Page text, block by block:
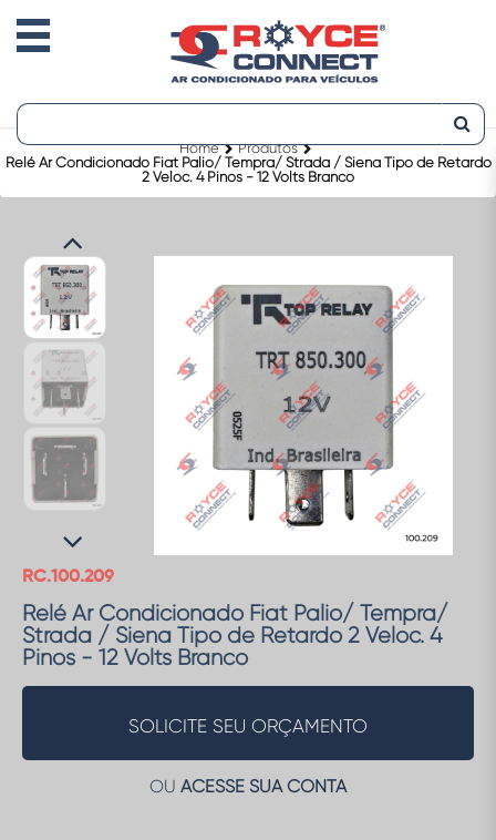
Home
Produtos
Relé Ar Condicionado Fiat Palio/ Tempra/ Strada / Siena Tipo de Retardo
2 Veloc. 4 Pinos - 12 Volts Branco
RC.100.209
Relé Ar Condicionado Fiat Palio/ Tempra/
Strada / Siena Tipo de Retardo 2 Veloc. 4
Pinos - 12 Volts Branco
SOLICITE SEU ORÇAMENTO
OU ACESSE SUA CONTA